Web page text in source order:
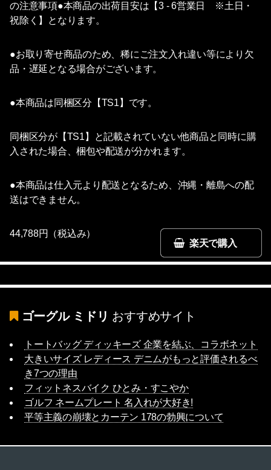
の注意事項●本商品の出荷目安は【3 - 6営業日 ※土日・
祝除く】となります。
●お取り寄せ商品のため、稀にご注文入れ違い等により欠
品・遅延となる場合がございます。
●本商品は同梱区分【TS1】です。
同梱区分が【TS1】と記載されていない他商品と同時に購
入された場合、梱包や配送が分かれます。
●本商品は仕入元より配送となるため、沖縄・離島への配
送はできません。
楽天で購入
44,788円（税込み）
ゴーグル ミドリ おすすめサイト
トートバッグ ディッキーズ 企業を結ぶ、コラボネット
大きいサイズ レディース デニムがもっと評価されるべ
き7つの理由
フィットネスバイク ひとみ・すこやか
ゴルフ ネームプレート 名入れが大好き!
平等主義の崩壊とカーテン 178の勃興について